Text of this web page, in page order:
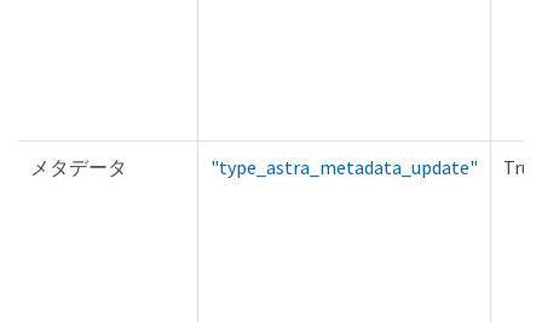
メタデータ "type_astra_metadata_update" True